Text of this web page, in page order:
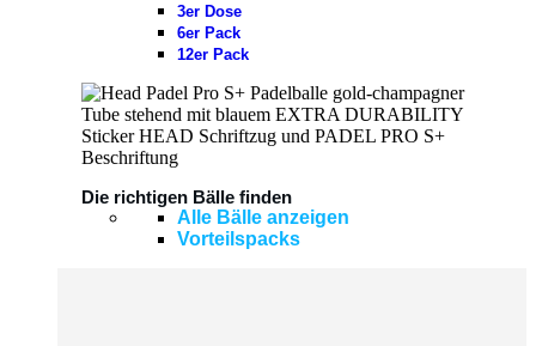
3er Dose
6er Pack
12er Pack
Die richtigen Bälle finden
Alle Bälle anzeigen
Vorteilspacks